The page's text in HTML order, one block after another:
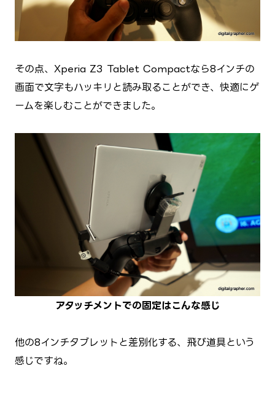
その点、Xperia Z3 Tablet Compactなら8インチの
画面で文字もハッキリと読み取ることができ、快適にゲ
ームを楽しむことができました。
アタッチメントでの固定はこんな感じ
他の8インチタブレットと差別化する、飛び道具という
感じですね。